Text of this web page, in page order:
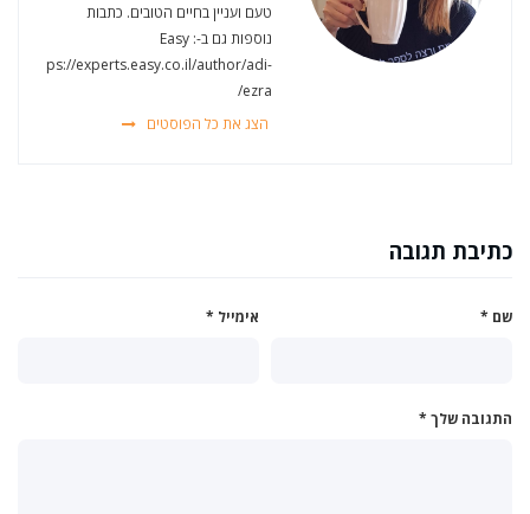
טעם ועניין בחיים הטובים. כתבות
נוספות גם ב-Easy :
https://experts.easy.co.il/author/adi-
ezra/
הצג את כל הפוסטים
כתיבת תגובה
שם * אימייל *
התגובה שלך *